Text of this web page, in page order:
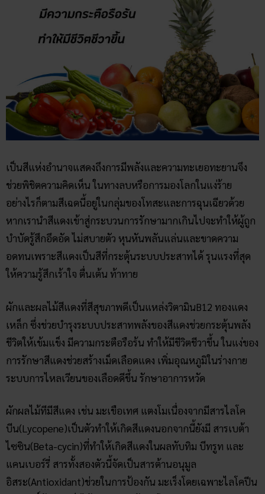
เป็นสีแห่งอำนาจแสดงถึงการมีพลังและความทะเยอทะยานจึง
ช่วยพิชิตความคิดเห็น ในทางลบหรือการมองโลกในแง่ร้าย
อย่างไรก็ตามสีเฉดนี้อยู่ในกลุ่มของโทสะและการฉุนเฉียวด้วย
หากเรานำสีแดงเข้าสู่กระบวนการรักษามากเกินไปจะทำให้ผู้ถูก
บำบัดรู้สึกอึดอัด ไม่สบายตัว หุนหันพลันแล่นและขาดความ
อดทนเพราะสีแดงเป็นสีที่กระตุ้นระบบประสาทได้ รุนแรงที่สุด
ให้ความรู้สึกเร้าใจ ตื่นเต้น ท้าทาย
ผักและผลไม้สีแดงที่สีสุขภาพดีเป็นแหล่งวิตามินB12 ทองแดง
เหล็ก ซึ่งช่วยบำรุงระบบประสาทพลังของสีแดงช่วยกระตุ้นพลัง
ชีวิตให้เข้มแข็ง มีความกระตือรือร้น ทำให้มีชีวิตชีวาขึ้น ในแง่ของ
การรักษาสีแดงช่วยสร้างเม็ดเลือดแดง เพิ่มอุณหภูมิในร่างกาย
ระบบการไหลเวียนของเลือดดีขึ้น รักษาอาการหวัด
ผักผลไม้ทีมีสีแดง เช่น มะเขือเทศ แตงโมเนื่องจากมีสารไลโค
บีน(Lycopene)เป็นตัวทำให้เกิดสีแดงนอกจากนี้ยังมี สารเบต้า
ไซซิน(Beta-cycin)ที่ทำให้เกิดสีแดงในผลทับทิม บีทรูท และ
แคนเบอร์รี่ สารทั้งสองตัวนี้จัดเป็นสารต้านอนุมูล
อิสระ(Antioxidant)ช่วยในการป้องกัน มะเร็งโดยเฉพาะไลโคปีน